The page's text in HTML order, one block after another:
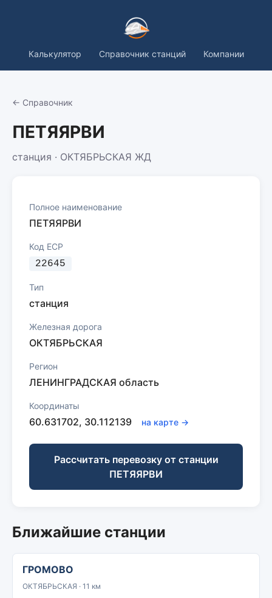
Калькулятор Справочник станций Компании
← Справочник
ПЕТЯЯРВИ
станция · ОКТЯБРЬСКАЯ ЖД
Полное наименование
ПЕТЯЯРВИ
Код ЕСР
22645
Тип
станция
Железная дорога
ОКТЯБРЬСКАЯ
Регион
ЛЕНИНГРАДСКАЯ область
Координаты
60.631702, 30.112139 на карте →
Рассчитать перевозку от станции
ПЕТЯЯРВИ
Ближайшие станции
ГРОМОВО
ОКТЯБРЬСКАЯ · 11 км